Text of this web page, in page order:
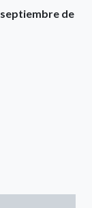
septiembre de